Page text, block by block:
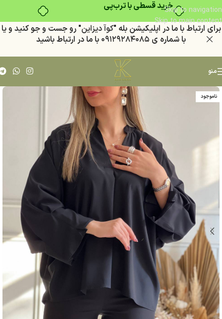
خرید قسطی با ترب‌پیSkip to navigation
Skip to main content
براي ارتباط با ما در اپليكيشن بله "كوآ ديزاين" رو جست و جو كنيد و يا
با شماره ي ٠٩١٢٩٢٨٤٠٨٥ با ما در ارتباط باشيد
منو
ناموجود